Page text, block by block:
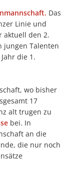
Das
Linie und
aktuell den 2.
jungen Talenten
die 1.
wo bisher
17
alt trugen zu
bei. In
an die
die nur noch